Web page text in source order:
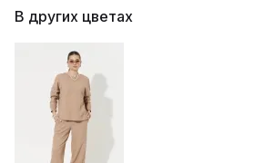
В других цветах